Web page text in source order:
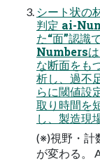
シート状の
判定 ai-
た“面”認識
Numbersは
な断面をも
析し、過不
らに閾値設
取り時間を
し、製造現
(※)視野・
が変わる。